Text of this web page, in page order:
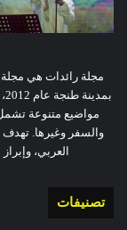
مجلة رائدات هي مجلة
مواضيع متنوعة
والسفر وغيرها. تهدف
العربي،
تصنيفات